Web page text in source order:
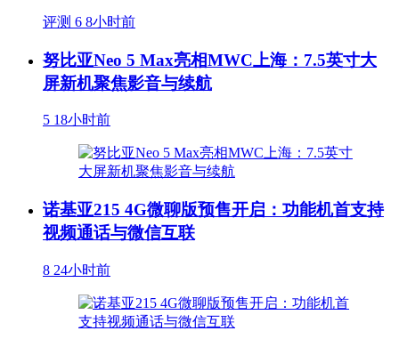
评测 6 8小时前
努比亚Neo 5 Max亮相MWC上海：7.5英寸大
屏新机聚焦影音与续航
5 18小时前
诺基亚215 4G微聊版预售开启：功能机首支持
视频通话与微信互联
8 24小时前